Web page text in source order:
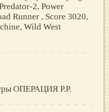
2, Power
Runner , Score 3020,
Wild West
ОПЕРАЦИЯ Р.Р.